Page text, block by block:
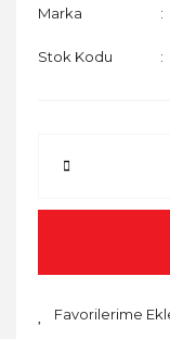
Marka
Stok Kodu